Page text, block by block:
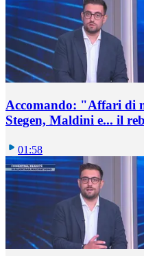
Accomando: "Affari di
Stegen, Maldini e... il
01:58